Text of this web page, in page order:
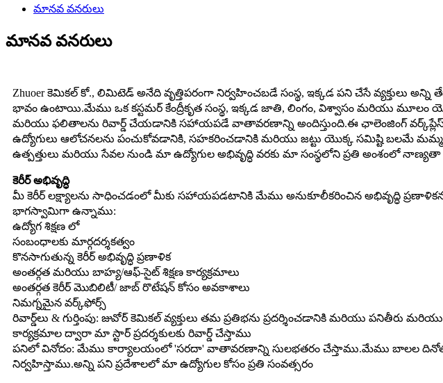
మానవ వనరులు
మానవ వనరులు
Zhuoer కెమికల్ కో., లిమిటెడ్ అనేది వృత్తిపరంగా నిర్వహించబడే సంస్థ, ఇక్కడ పని చేసే వ్యక్తులు
భావం ఉంటాయి.మేము ఒక కస్టమర్ కేంద్రీకృత సంస్థ, ఇక్కడ జాతి, లింగం, విశ్వాసం మరియు మూలం
మరియు ఫలితాలను రివార్డ్ చేయడానికి సహాయపడే వాతావరణాన్ని అందిస్తుంది.ఈ ఛాలెంజింగ్
ఉద్యోగులు ఆలోచనలను పంచుకోవడానికి, సహకరించడానికి మరియు జట్టు యొక్క సమిష్టి
ఉత్పత్తులు మరియు సేవల నుండి మా ఉద్యోగుల అభివృద్ధి వరకు మా సంస్థలోని ప్రతి అంశంలో
కెరీర్ అభివృద్ధి
మీ కెరీర్ లక్ష్యాలను సాధించడంలో మీకు సహాయపడటానికి మేము అనుకూలీకరించిన అభివృద్ధి
భాగస్వామిగా ఉన్నాము:
ఉద్యోగ శిక్షణ లో
సంబంధాలకు మార్గదర్శకత్వం
కొనసాగుతున్న కెరీర్ అభివృద్ధి ప్రణాళిక
అంతర్గత మరియు బాహ్య/ఆఫ్-సైట్ శిక్షణ కార్యక్రమాలు
అంతర్గత కెరీర్ మొబిలిటీ/ జాబ్ రొటేషన్ కోసం అవకాశాలు
నిమగ్నమైన వర్క్‌ఫోర్స్
రివార్డ్‌లు & గుర్తింపు: జువోర్ కెమికల్ వ్యక్తులు తమ ప్రతిభను ప్రదర్శించడానికి మరియు
కార్యక్రమాల ద్వారా మా స్టార్ ప్రదర్శకులకు రివార్డ్ చేస్తాము
పనిలో వినోదం: మేము కార్యాలయంలో 'సరదా' వాతావరణాన్ని సులభతరం చేస్తాము.మేము బాలల
నిర్వహిస్తాము.అన్ని పని ప్రదేశాలలో మా ఉద్యోగుల కోసం ప్రతి సంవత్సరం